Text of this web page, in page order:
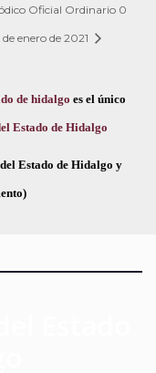
Oficial Ordinario 0
enero de 2021
de hidalgo es el único
Estado de Hidalgo
Estado de Hidalgo y